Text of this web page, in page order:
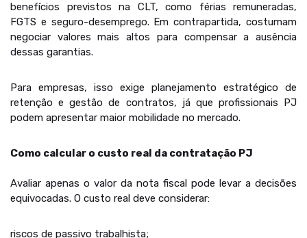
benefícios previstos na CLT, como férias remuneradas,
FGTS e seguro-desemprego. Em contrapartida, costumam
negociar valores mais altos para compensar a ausência
dessas garantias.
Para empresas, isso exige planejamento estratégico de
retenção e gestão de contratos, já que profissionais PJ
podem apresentar maior mobilidade no mercado.
Como calcular o custo real da contratação PJ
Avaliar apenas o valor da nota fiscal pode levar a decisões
equivocadas. O custo real deve considerar:
riscos de passivo trabalhista;